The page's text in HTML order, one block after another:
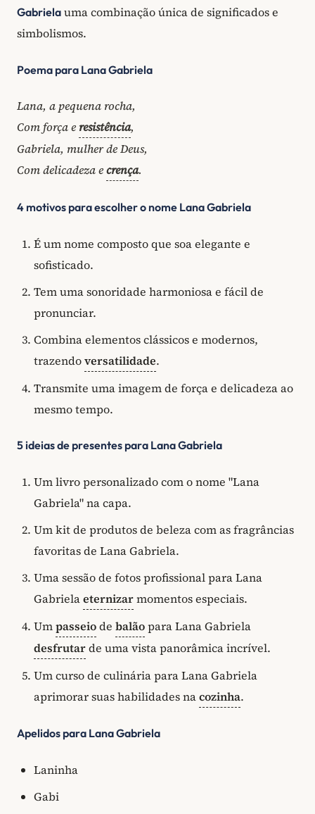
Gabriela uma combinação única de significados e
simbolismos.
Poema para Lana Gabriela
Lana, a pequena rocha,
Com força e resistência,
Gabriela, mulher de Deus,
Com delicadeza ecrença.
4 motivos para escolher o nome Lana Gabriela
É um nome composto que soa elegante e
sofisticado.
Tem uma sonoridade harmoniosa e fácil de
pronunciar.
Combina elementos clássicos e modernos,
trazendoversatilidade.
Transmite uma imagem de força e delicadeza ao
mesmo tempo.
5 ideias de presentes para Lana Gabriela
Um livro personalizado com o nome "Lana
Gabriela" na capa.
Um kit de produtos de beleza com as fragrâncias
favoritas de Lana Gabriela.
Uma sessão de fotos profissional para Lana
Gabrielaeternizarmomentos especiais.
Umpasseiode balãopara Lana Gabriela
desfrutarde uma vista panorâmica incrível.
Um curso de culinária para Lana Gabriela
aprimorar suas habilidades nacozinha.
Apelidos para Lana Gabriela
Laninha
Gabi